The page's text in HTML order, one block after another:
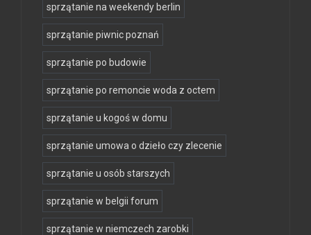
sprzątanie na weekendy berlin
sprzątanie piwnic poznań
sprzątanie po budowie
sprzątanie po remoncie woda z octem
sprzątanie u kogoś w domu
sprzątanie umowa o dzieło czy zlecenie
sprzątanie u osób starszych
sprzątanie w belgii forum
sprzątanie w niemczech zarobki